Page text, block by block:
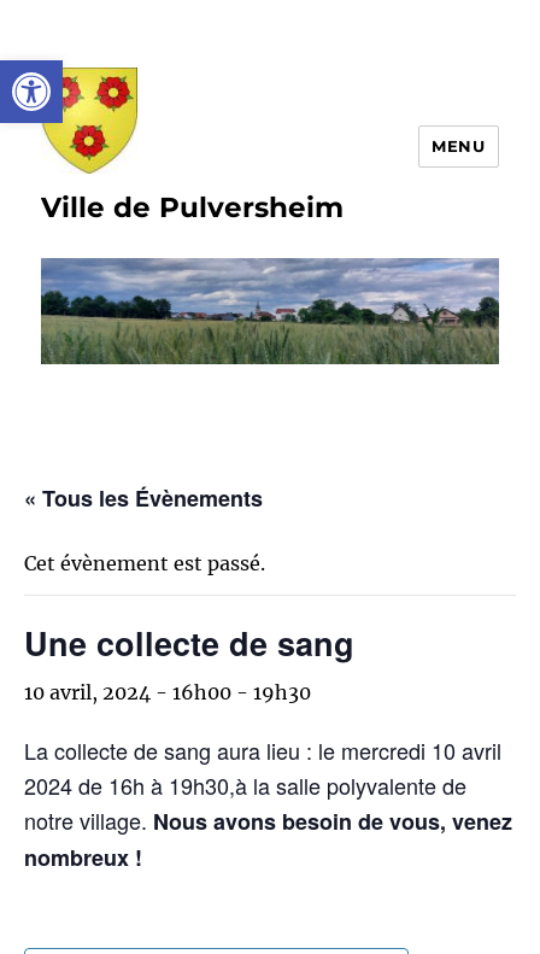
Ouvrir la barre d’outils
Ville de Pulversheim
MENU
« Tous les Évènements
Cet évènement est passé.
Une collecte de sang
10 avril, 2024 - 16h00 - 19h30
La collecte de sang aura lieu : le mercredi 10 avril
2024 de 16h à 19h30,à la salle polyvalente de
notre village. Nous avons besoin de vous, venez
nombreux !